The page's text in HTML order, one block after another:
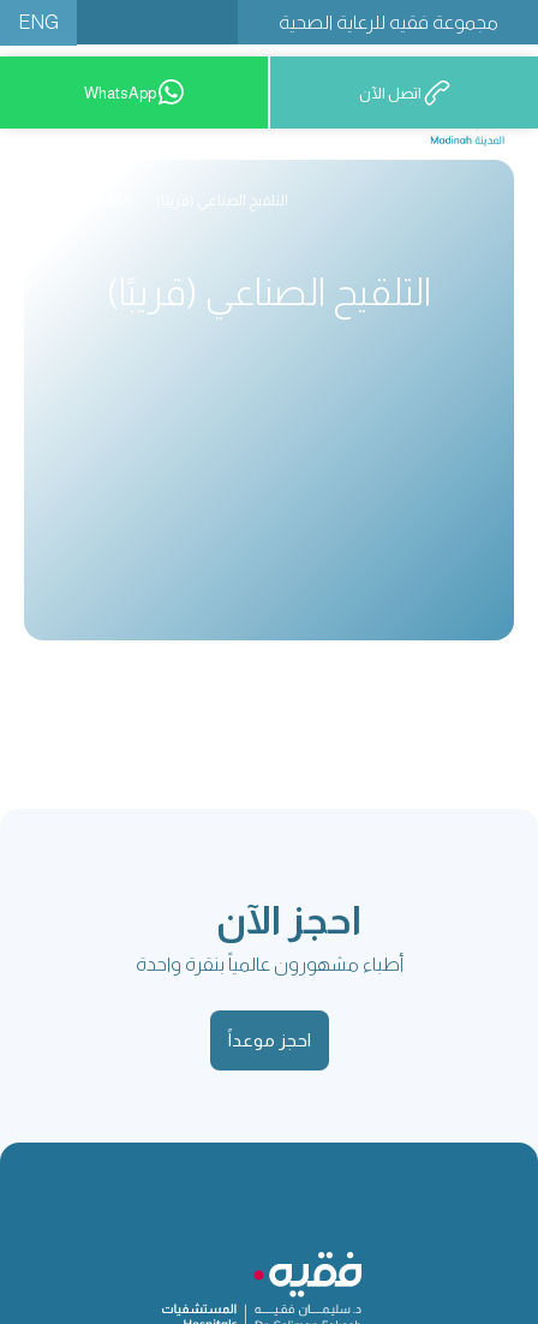
مجموعة فقيه للرعاية الصحية ENG
12777 9200 اتصل الآن WhatsApp
التلقيح الصناعي (قريبًا)
التلقيح الصناعي (قريبًا)
احجز الآن
أطباء مشهورون عالمياً بنقرة واحدة
احجز موعداً